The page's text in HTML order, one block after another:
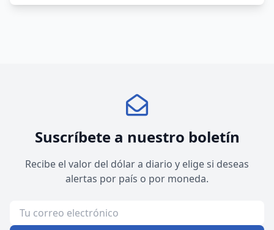
Suscríbete a nuestro boletín
Recibe el valor del dólar a diario y elige si deseas
alertas por país o por moneda.